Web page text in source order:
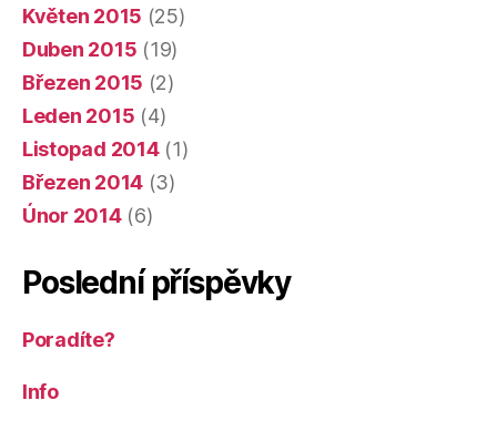
Květen 2015 (25)
Duben 2015 (19)
Březen 2015 (2)
Leden 2015 (4)
Listopad 2014(1)
Březen 2014 (3)
Únor 2014(6)
Poslední příspěvky
Poradíte?
Info